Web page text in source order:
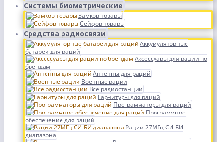
Системы биометрические
Замков товары
Сейфов товары
Средства радиосвязи
Аккумуляторные
батареи для раций
Аксессуары для раций по
брендам
Антенны для раций
Военные рации
Все радиостанции
Гарнитуры для раций
Программаторы для раций
Программное
обеспечение для раций
Рации 27МГц СИ-БИ
диапазона